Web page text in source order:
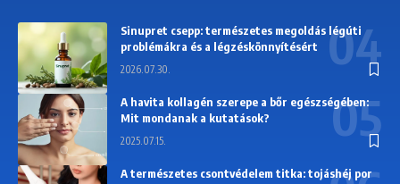
Sinupret csepp: természetes megoldás légúti
problémákra és a légzéskönnyítésért
2026.07.30.
A havita kollagén szerepe a bőr egészségében:
Mit mondanak a kutatások?
2025.07.15.
A természetes csontvédelem titka: tojáshéj por